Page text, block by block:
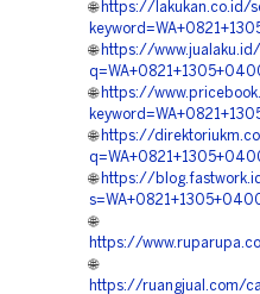
🌐 https://lakukan.co.id/
🌐 https://
🌐 https://
🌐 https://
🌐 https://
🌐
https://
🌐
https://ruangjual.com/